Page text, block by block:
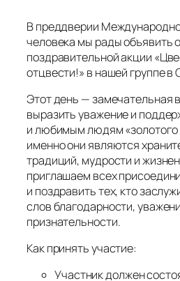
В преддверии
человека мы рады объявить
поздравительной акции
отцвести!» в нашей группе в
Этот день — замечательная
выразить уважение и
и любимым людям «золотого
именно они являются
традиций, мудрости и
приглашаем всех
и поздравить тех, кто
слов благодарности,
признательности.
Как принять участие:
Участник должен